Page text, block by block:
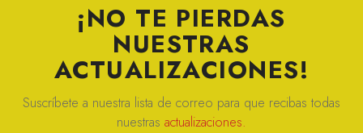
¡NO TE PIERDAS
NUESTRAS
ACTUALIZACIONES!
Suscríbete a nuestra lista de correo para que recibas todas
nuestras actualizaciones.